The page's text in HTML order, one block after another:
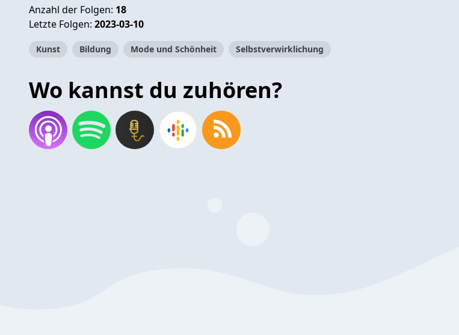
Anzahl der Folgen: 18
Letzte Folgen: 2023-03-10
Kunst Bildung Mode und Schönheit Selbstverwirklichung
Wo kannst du zuhören?